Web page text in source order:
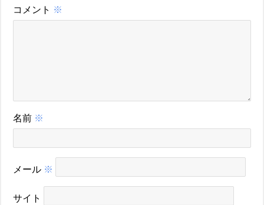
コメント ※
名前 ※
メール ※
サイト